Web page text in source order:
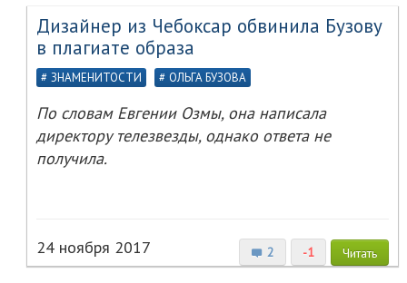
Дизайнер из Чебоксар обвинила Бузову
в плагиате образа
ЗНАМЕНИТОСТИ ОЛЬГА БУЗОВА
По словам Евгении Озмы, она написала
директору телезвезды, однако ответа не
получила.
2 -1 Читать
24 ноября 2017